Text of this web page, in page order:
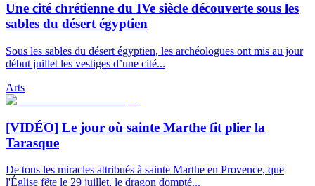
Une cité chrétienne du IVe siècle découverte sous les
sables du désert égyptien
Sous les sables du désert égyptien, les archéologues ont mis au jour
début juillet les vestiges d’une cité...
Arts
[VIDÉO] Le jour où sainte Marthe fit plier la
Tarasque
De tous les miracles attribués à sainte Marthe en Provence, que
l'Église fête le 29 juillet, le dragon dompté...